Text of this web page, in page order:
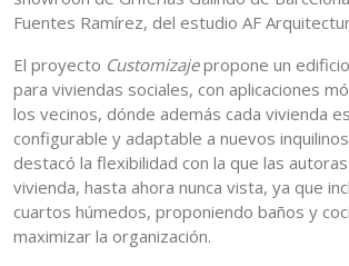
Fuentes Ramírez, del estudio AF
El proyecto Customizajepropone un
para viviendas sociales, con aplicaciones
los vecinos, dónde además cada vivienda
configurable y adaptable a nuevos
destacó la flexibilidad con la que las
vivienda, hasta ahora nunca vista, ya que
cuartos húmedos, proponiendo baños y
maximizar la organización.